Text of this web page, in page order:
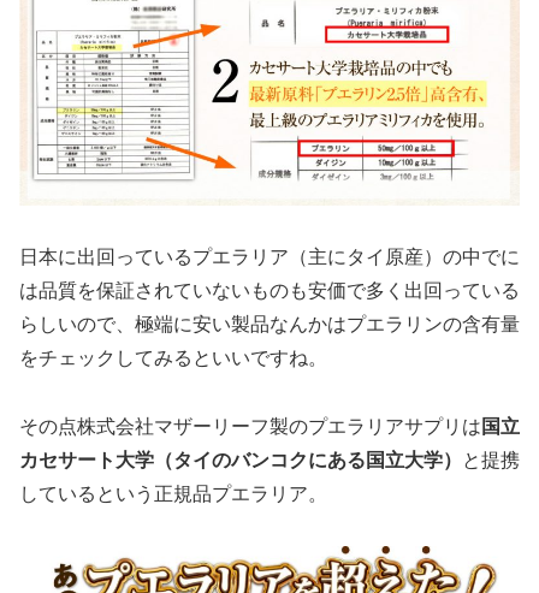
日本に出回っているプエラリア（主にタイ原産）の中でに
は品質を保証されていないものも安価で多く出回っている
らしいので、極端に安い製品なんかはプエラリンの含有量
をチェックしてみるといいですね。
その点株式会社マザーリーフ製のプエラリアサプリは 国立
カセサート大学（タイのバンコクにある国立大学）
と提携
しているという正規品プエラリア。